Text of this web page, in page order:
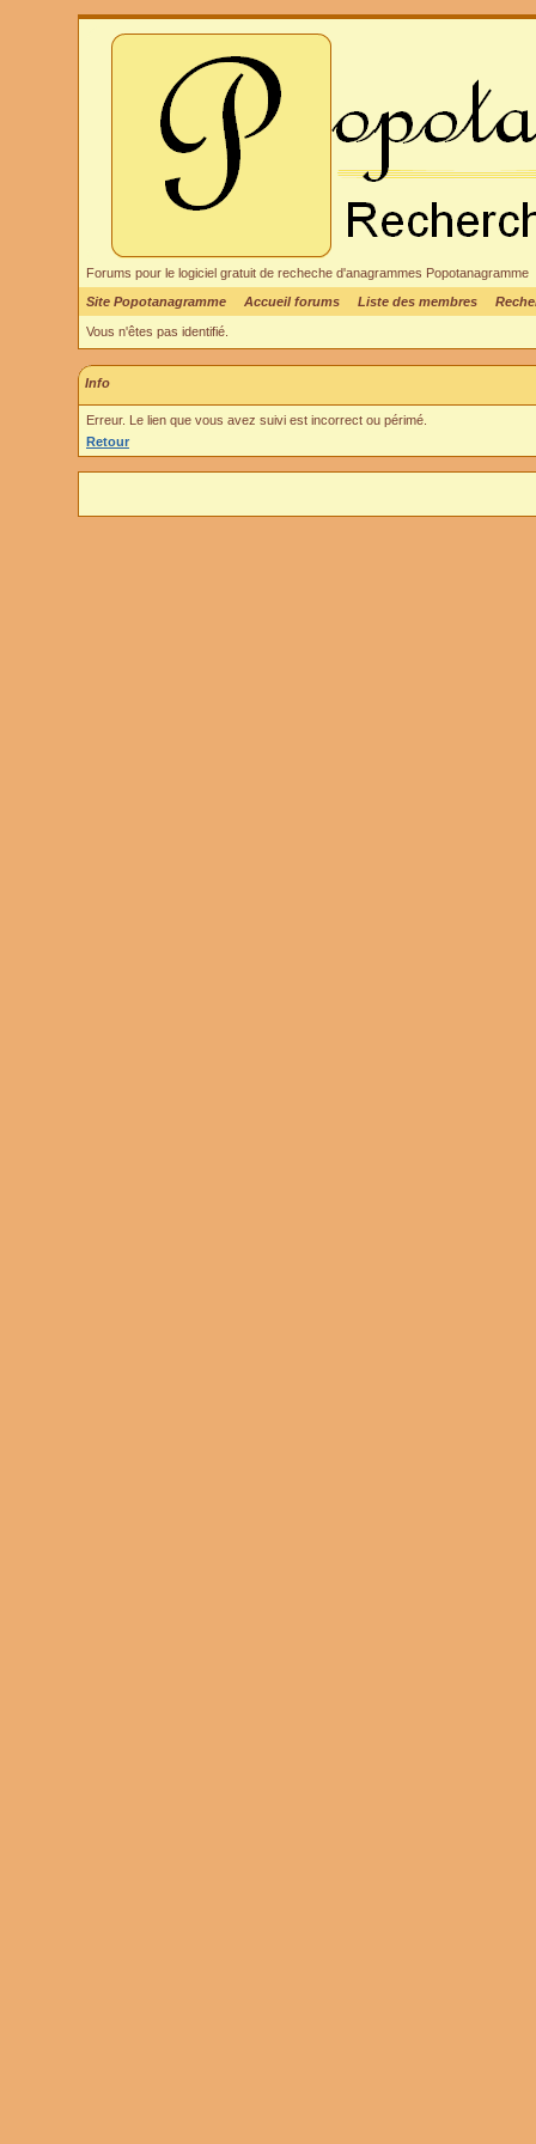
Forums pour le logiciel gratuit de recheche d'anagrammes Popotanagramme
Site Popotanagramme
Accueil forums Liste des membres
Vous n'êtes pas identifié.
Info
Erreur. Le lien que vous avez suivi est incorrect ou périmé.
Retour